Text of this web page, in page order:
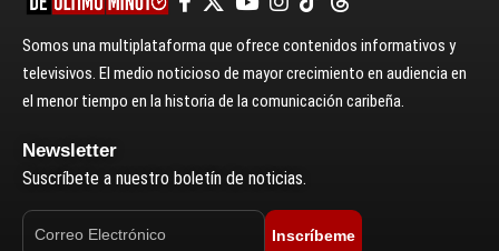
Somos una multiplataforma que ofrece contenidos informativos y
televisivos. El medio noticioso de mayor crecimiento en audiencia en
el menor tiempo en la historia de la comunicación caribeña.
Newsletter
Suscríbete a nuestro boletín de noticias.
Inscríbeme